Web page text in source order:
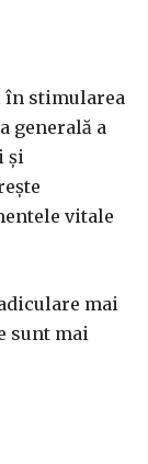
în stimularea
generală a
și
vitale
mai
sunt mai